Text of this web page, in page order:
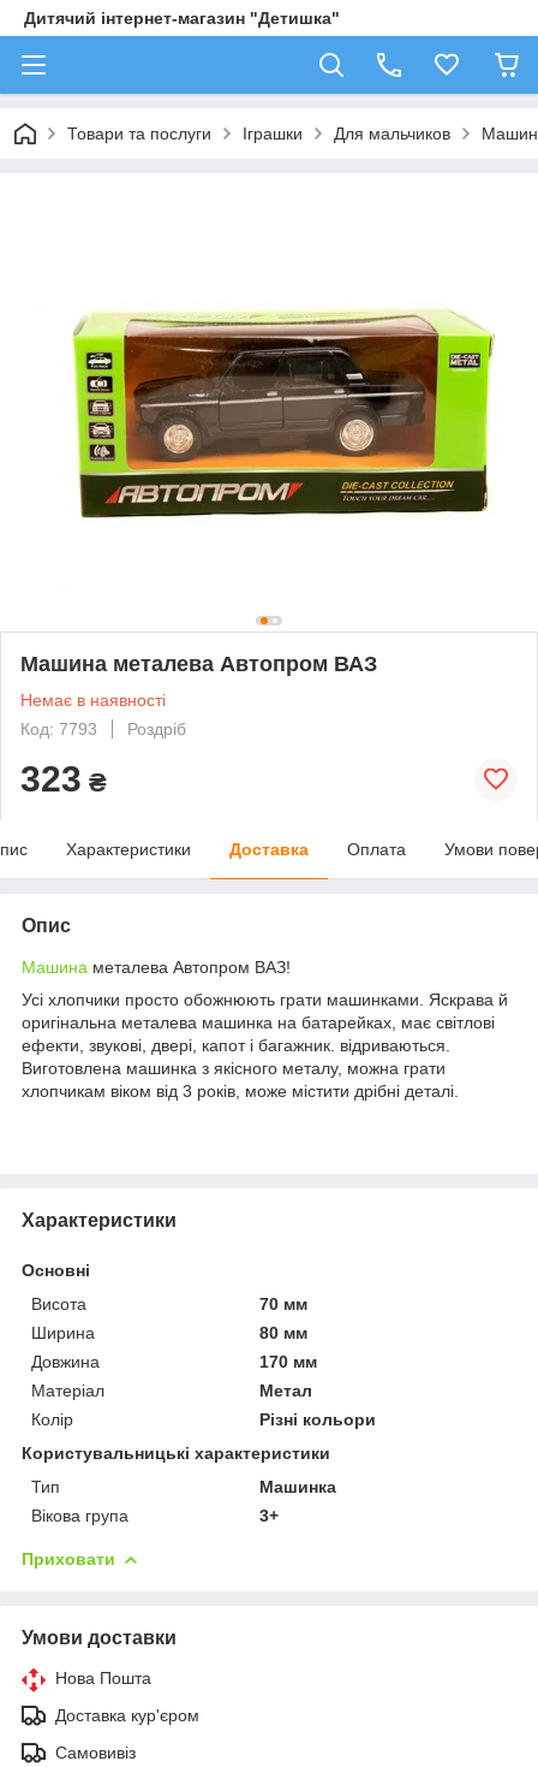
Дитячий інтернет-магазин "Детишка"
Товари та послуги Іграшки Для мальчиков
Машина металева Автопром ВАЗ
Немає в наявності
Код: 7793
Роздріб
323 ₴
Характеристики Доставка Оплата Умови
Опис
Машина металева Автопром ВАЗ!
Усі хлопчики просто обожнюють грати машинками. Яскрава й
оригінальна металева машинка на батарейках, має світлові
ефекти, звукові, двері, капот і багажник. відриваються.
Виготовлена машинка з якісного металу, можна грати
хлопчикам віком від 3 років, може містити дрібні деталі.
Характеристики
Основні
Висота
70 мм
Ширина
80 мм
Довжина
170 мм
Матеріал
Метал
Колір
Різні кольори
Користувальницькі характеристики
Тип
Машинка
Вікова група
3+
Приховати
Умови доставки
Нова Пошта
Доставка кур'єром
Самовивіз